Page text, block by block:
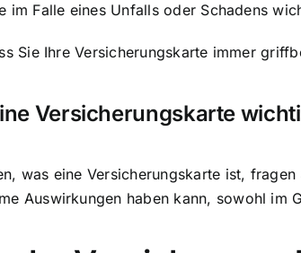
im Falle eines Unfalls oder Schadens
Sie IhreVersicherungskarte immer
Versicherungskarte
was eine Versicherungskarte ist,
Auswirkungen haben kann, sowohl im